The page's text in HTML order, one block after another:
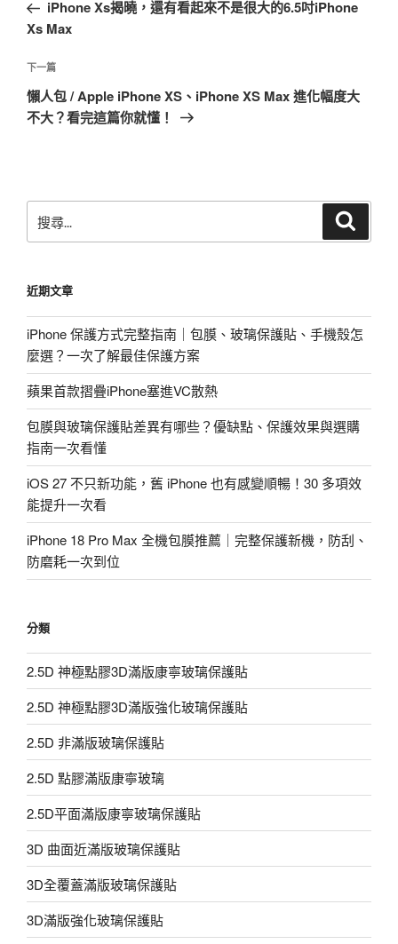
導
篇
章
iPhone Xs揭曉，還有看起來不是很大的6.5吋iPhone
Xs Max
下
一
篇
下一篇
懶人包 / Apple iPhone XS、iPhone XS Max 進化幅度大
不大？看完這篇你就懂！
尋
字:
近期文章
iPhone 保護方式完整指南｜包膜、玻璃保護貼、手機殼怎
麼選？一次了解最佳保護方案
蘋果首款摺疊iPhone塞進VC散熱
包膜與玻璃保護貼差異有哪些？優缺點、保護效果與選購
指南一次看懂
iOS 27 不只新功能，舊 iPhone 也有感變順暢！30 多項效
能提升一次看
iPhone 18 Pro Max 全機包膜推薦｜完整保護新機，防刮、
防磨耗一次到位
分類
2.5D 神極點膠3D滿版康寧玻璃保護貼
2.5D 神極點膠3D滿版強化玻璃保護貼
2.5D 非滿版玻璃保護貼
2.5D 點膠滿版康寧玻璃
2.5D平面滿版康寧玻璃保護貼
3D 曲面近滿版玻璃保護貼
3D全覆蓋滿版玻璃保護貼
3D滿版強化玻璃保護貼